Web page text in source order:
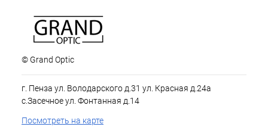
© Grand Optic
г. Пенза ул. Володарского д.31 ул. Красная д.24а
с.Засечное ул. Фонтанная д.14
Посмотреть на карте